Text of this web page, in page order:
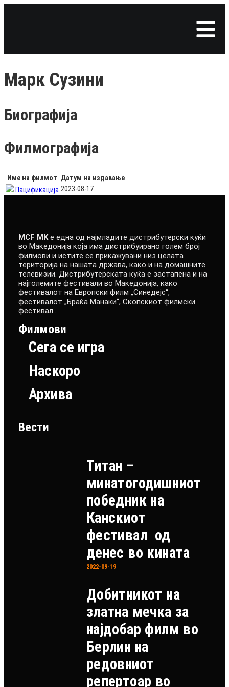
Марк Сузини
Биографија
Филмографија
Име на филмот Датум на издавање
Пацификација 2023-08-17
MCF MKе една од најмладите дистрибутерски куќи
во Македонија која има дистрибуирано голем број
филмови и истите се прикажувани низ целата
територија на нашата држава, како и на домашните
телевизии. Дистрибутерската куќа е застапена и на
најголемите фестивали во Македонија, како
фестивалот на Европски филм „Синедејс“,
фестивалот „Браќа Манаки“, Скопскиот филмски
фестивал…
Филмови
Сега се игра
Наскоро
Архива
Вести
Титан –
минатогодишниот
победник на
Канскиот
фестивал од
денес во кината
2022-09-19
Добитникот на
златна мечка за
најдобар филм во
Берлин на
редовниот
репертоар во